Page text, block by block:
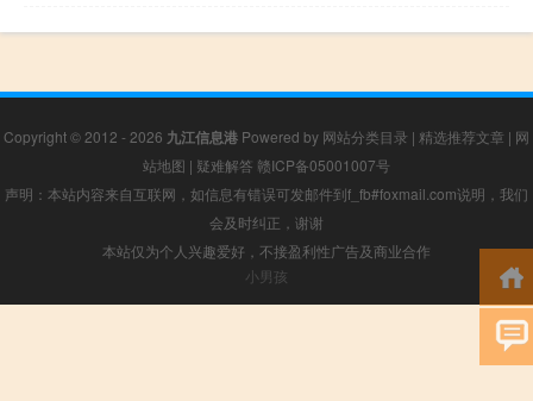
Copyright © 2012 - 2026 九江信息港 Powered by 网站分类目录 | 精选推荐文章 | 网
站地图 | 疑难解答 赣ICP备05001007号
声明：本站内容来自互联网，如信息有错误可发邮件到f_fb#foxmail.com说明，我们
会及时纠正，谢谢
本站仅为个人兴趣爱好，不接盈利性广告及商业合作
小男孩